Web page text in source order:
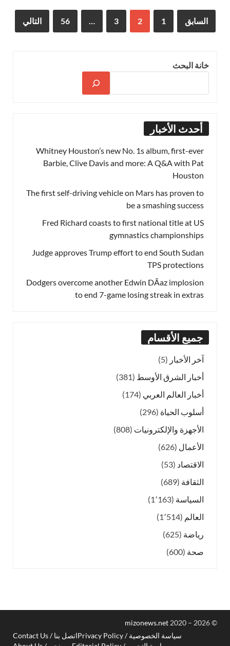
السابق 1
2
3
…
56 التالي
خانة البحث
أحدث الأخبار
Whitney Houston’s new No. 1s album, first-ever
Barbie, Clive Davis and more: A Q&A with Pat
Houston
The first self-driving vehicle on Mars has proven to
be a smashing success
Fred Richard coasts to first national title at US
gymnastics championships
Judge approves Trump effort to end South Sudan
TPS protections
Dodgers overcome another Edwin DÃ­az implosion
to end 7-game losing streak in extras
جميع الأقسام
آخر الأخبار (5)
أخبار الشرق الأوسط (381)
أخبار العالم العربي (174)
أسلوب الحياة (296)
الأجهزة والإلكترونيات (808)
الأعمال (626)
الاقتصاد (53)
الثقافة (689)
السياسة (1٬163)
العالم (1٬514)
رياضة (625)
صحة (600)
©
mizonews.net 2020 – 2026
سياسة الخصوصية / Privacy Policy
اتصل بنا / Contact Us